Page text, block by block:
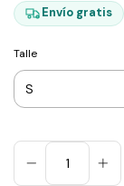
Envío gratis
Talle